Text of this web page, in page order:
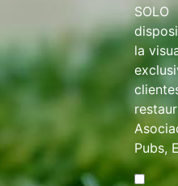
SOLO
la
Pubs,